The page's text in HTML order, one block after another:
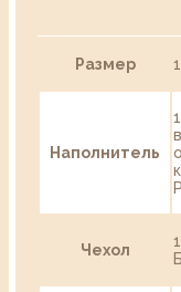
Размер
Наполнитель
Чехол